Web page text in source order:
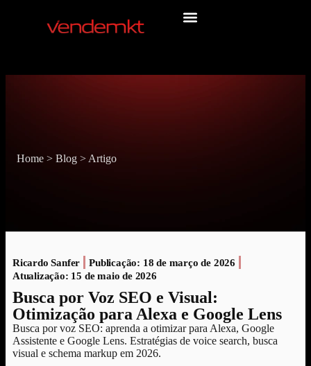
Home > Blog > Artigo
Ricardo Sanfer Publicação: 18 de março de 2026
Atualização: 15 de maio de 2026
Busca por Voz SEO e Visual:
Otimização para Alexa e Google Lens
Busca por voz SEO: aprenda a otimizar para Alexa, Google
Assistente e Google Lens. Estratégias de voice search, busca
visual e schema markup em 2026.